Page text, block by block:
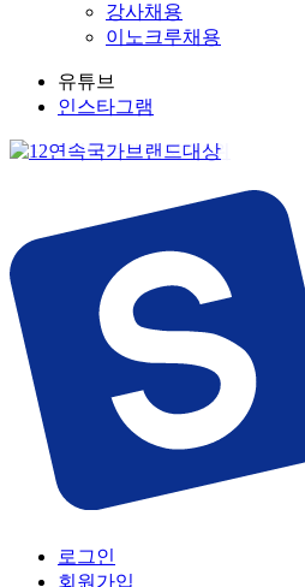
강사채용
이노크루채용
유튜브
인스타그램
로그인
회원가입